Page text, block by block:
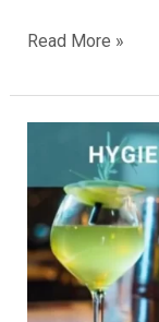
Read More »
vệ
sinh
trong
quán
bar